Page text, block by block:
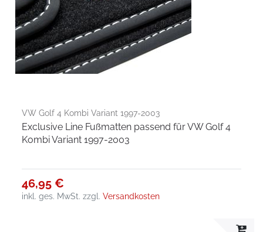
VW Golf 4 Kombi Variant 1997-2003
Exclusive Line Fußmatten passend für VW Golf 4
Kombi Variant 1997-2003
46,95 €
inkl. ges. MwSt. zzgl.Versandkosten